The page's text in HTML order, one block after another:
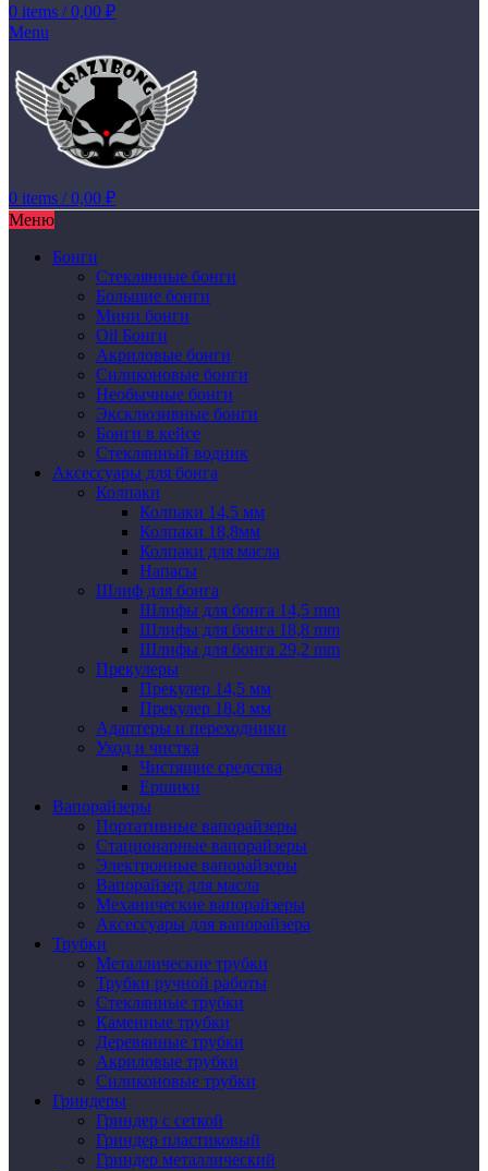
0 items / 0,00 ₽
Menu
0 items / 0,00 ₽
Меню
Бонги
Стеклянные бонги
Большие бонги
Мини бонги
Oil Бонги
Акриловые бонги
Силиконовые бонги
Необычные бонги
Эксклюзивные бонги
Бонги в кейсе
Стеклянный водник
Аксессуары для бонга
Колпаки
Колпаки 14,5 мм
Колпаки 18,8мм
Колпаки для масла
Напасы
Шлиф для бонга
Шлифы для бонга 14,5 mm
Шлифы для бонга 18,8 mm
Шлифы для бонга 29,2 mm
Прекулеры
Прекулер 14,5 мм
Прекулер 18,8 мм
Адаптеры и переходники
Уход и чистка
Чистящие средства
Ершики
Вапорайзеры
Портативные вапорайзеры
Стационарные вапорайзеры
Электронные вапорайзеры
Вапорайзер для масла
Механические вапорайзеры
Аксессуары для вапорайзера
Трубки
Металлические трубки
Трубки ручной работы
Стеклянные трубки
Каменные трубки
Деревянные трубки
Акриловые трубки
Силиконовые трубки
Гриндеры
Гриндер с сеткой
Гриндер пластиковый
Гриндер металлический